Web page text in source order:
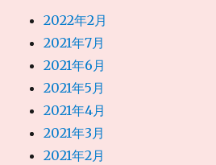
2022年2月
2021年7月
2021年6月
2021年5月
2021年4月
2021年3月
2021年2月